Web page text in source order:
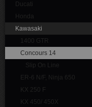
Ducati
Honda
Kawasaki
1400 GTR
Concours 14
Slip On Line
ER-6 N/F, Ninja 650
KX 250 F
KX 450/ 450X